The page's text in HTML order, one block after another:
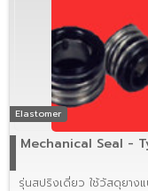
Elastomer
Mechanical Seal -
รุ่นสปริงเดี่ยว ใช้วัสดุยาง